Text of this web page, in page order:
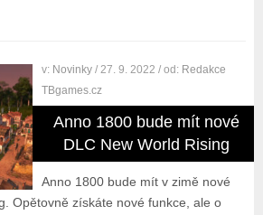
v: Novinky / 27. 9. 2022 / od: Redakce
TBgames.cz
Anno 1800 bude mít nové
DLC New World Rising
Anno 1800 bude mít v zimě nové
Opětovně získáte nové funkce, ale o